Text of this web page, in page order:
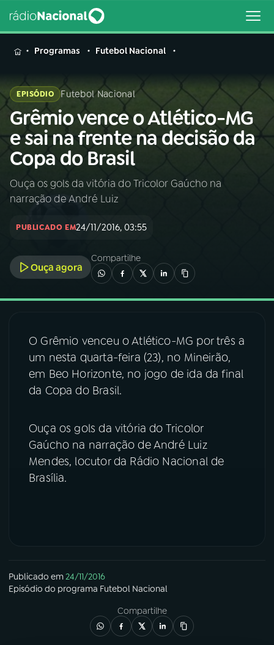
MENU
Buscar
na
Rádio
Nacional
Buscar
AO VIVO
INÍCIO
A RÁDIO
03PROGRAMAÇÃO
04PROGRAMAS
PODCASTS
06VIDEOCASTS
07 ÚLTIMAS
YouTube
Programas Futebol Nacional
EPISÓDIO Futebol Nacional
Grêmio vence o Atlético-MG
e sai na frente na decisão da
Copa do Brasil
Ouça os gols da vitória do Tricolor Gaúcho na
narração de André Luiz
PUBLICADO EM24/11/2016, 03:55
Ouça agora
Compartilhe
O Grêmio venceu o Atlético-MG por três a
um nesta quarta-feira (23), no Mineirão,
em Beo Horizonte, no jogo de ida da final
da Copa do Brasil.
Ouça os gols da vitória do Tricolor
Gaúcho na narração de André Luiz
Mendes, locutor da Rádio Nacional de
Brasília.
Publicado em24/11/2016
Episódio do programa Futebol Nacional
Compartilhe